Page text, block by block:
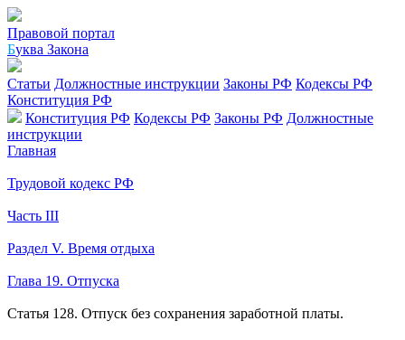
Правовой портал
Буква Закона
Статьи Должностные инструкции Законы РФ Кодексы РФ
Конституция РФ
Конституция РФ Кодексы РФ Законы РФ Должностные
инструкции
Главная
Трудовой кодекс РФ
Часть III
Раздел V. Время отдыха
Глава 19. Отпуска
Статья 128. Отпуск без сохранения заработной платы.